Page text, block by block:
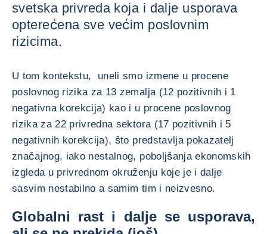
svetska privreda koja i dalje usporava
opterećena sve većim poslovnim
rizicima.
U tom kontekstu, uneli smo izmene u procene
poslovnog rizika za 13 zemalja (12 pozitivnih i 1
negativna korekcija) kao i u procene poslovnog
rizika za 22 privredna sektora (17 pozitivnih i 5
negativnih korekcija), što predstavlja pokazatelj
značajnog, iako nestalnog, poboljšanja ekonomskih
izgleda u privrednom okruženju koje je i dalje
sasvim nestabilno a samim tim i neizvesno.
Globalni rast i dalje se usporava,